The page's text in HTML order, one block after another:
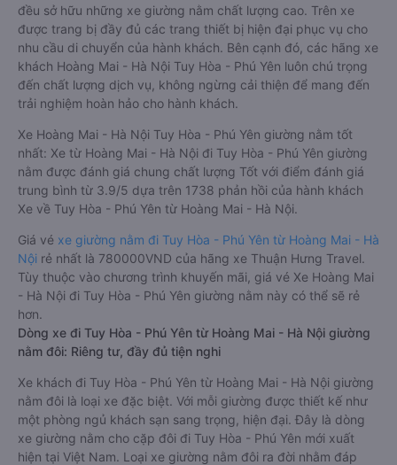
đều sở hữu những xe giường nằm chất lượng cao. Trên xe
được trang bị đầy đủ các trang thiết bị hiện đại phục vụ cho
nhu cầu di chuyển của hành khách. Bên cạnh đó, các hãng xe
khách Hoàng Mai - Hà Nội Tuy Hòa - Phú Yên luôn chú trọng
đến chất lượng dịch vụ, không ngừng cải thiện để mang đến
trải nghiệm hoàn hảo cho hành khách.
Xe Hoàng Mai - Hà Nội Tuy Hòa - Phú Yên giường nằm tốt
nhất: Xe từ Hoàng Mai - Hà Nội đi Tuy Hòa - Phú Yên giường
nằm được đánh giá chung chất lượng Tốt với điểm đánh giá
trung bình từ 3.9/5 dựa trên 1738 phản hồi của hành khách
Xe về Tuy Hòa - Phú Yên từ Hoàng Mai - Hà Nội.
Giá vé xe giường nằm đi Tuy Hòa - Phú Yên từ Hoàng Mai - Hà
Nội rẻ nhất là 780000VND của hãng xe Thuận Hưng Travel.
Tùy thuộc vào chương trình khuyến mãi, giá vé Xe Hoàng Mai
- Hà Nội đi Tuy Hòa - Phú Yên giường nằm này có thể sẽ rẻ
hơn.
Dòng xe đi Tuy Hòa - Phú Yên từ Hoàng Mai - Hà Nội giường
nằm đôi: Riêng tư, đầy đủ tiện nghi
Xe khách đi Tuy Hòa - Phú Yên từ Hoàng Mai - Hà Nội giường
nằm đôi là loại xe đặc biệt. Với mỗi giường được thiết kế như
một phòng ngủ khách sạn sang trọng, hiện đại. Đây là dòng
xe giường nằm cho cặp đôi đi Tuy Hòa - Phú Yên mới xuất
hiện tại Việt Nam. Loại xe giường nằm đôi ra đời nhằm đáp